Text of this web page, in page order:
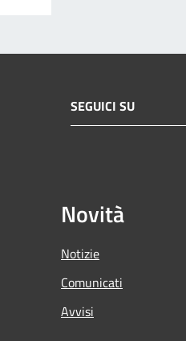
SEGUICI SU
Novità
Notizie
Comunicati
Avvisi